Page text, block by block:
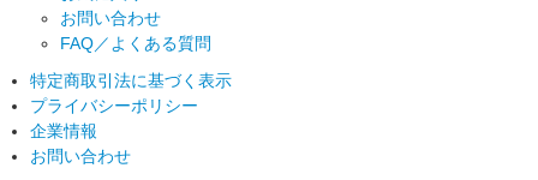
お問い合わせ
FAQ／よくある質問
特定商取引法に基づく表示
プライバシーポリシー
企業情報
お問い合わせ